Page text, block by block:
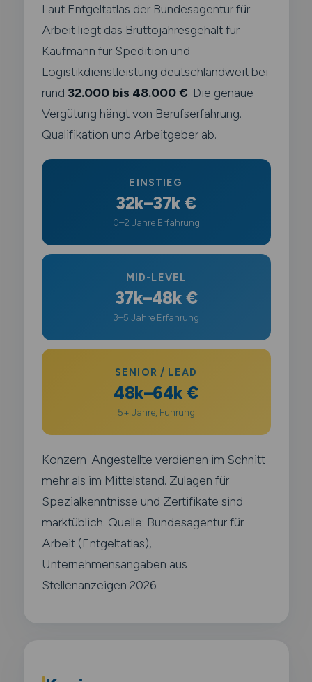
Laut Entgeltatlas der Bundesagentur für
Arbeit liegt das Bruttojahresgehalt für
Kaufmann für Spedition und
Logistikdienstleistung deutschlandweit bei
rund 32.000 bis 48.000 €. Die genaue
Vergütung hängt von Berufserfahrung.
Qualifikation und Arbeitgeber ab.
EINSTIEG
32k–37k €
0–2 Jahre Erfahrung
MID-LEVEL
37k–48k €
3–5 Jahre Erfahrung
SENIOR / LEAD
48k–64k €
5+ Jahre, Führung
Konzern-Angestellte verdienen im Schnitt
mehr als im Mittelstand. Zulagen für
Spezialkenntnisse und Zertifikate sind
marktüblich. Quelle: Bundesagentur für
Arbeit (Entgeltatlas),
Unternehmensangaben aus
Stellenanzeigen 2026.